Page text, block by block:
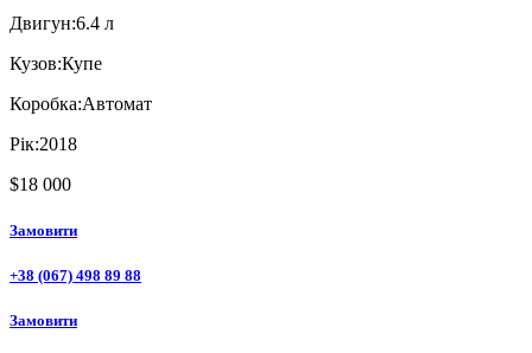
Двигун:6.4 л
Кузов:Купе
Коробка:Автомат
Рік:2018
$18 000
Замовити
+38 (067) 498 89 88
Замовити